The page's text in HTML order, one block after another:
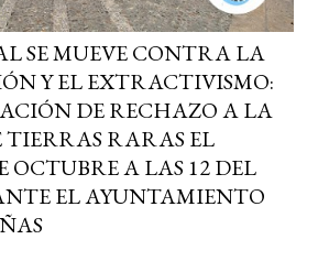
SE MUEVE CONTRA LA
Y EL EXTRACTIVISMO:
DE RECHAZO A LA
RARAS EL
OCTUBRE A LAS 12 DEL
EL AYUNTAMIENTO